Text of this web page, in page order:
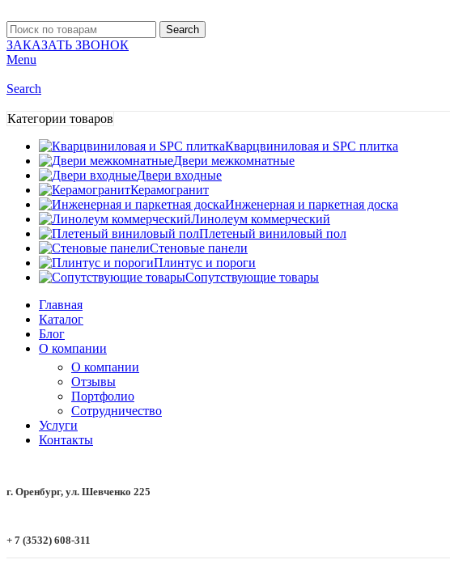
Search
ЗАКАЗАТЬ ЗВОНОК
Menu
Search
Категории товаров
Кварцвиниловая и SPC плитка
Двери межкомнатные
Двери входные
Керамогранит
Инженерная и паркетная доска
Линолеум коммерческий
Плетеный виниловый пол
Стеновые панели
Плинтус и пороги
Сопутствующие товары
Главная
Каталог
Блог
О компании
О компании
Отзывы
Портфолио
Сотрудничество
Услуги
Контакты
г. Оренбург, ул. Шевченко 225
+ 7 (3532) 608-311